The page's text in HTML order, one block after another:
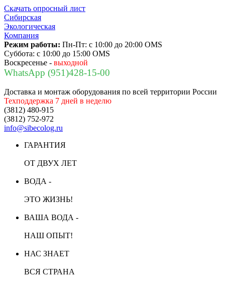
Скачать опросный лист
Сибирская
Экологическая
Компания
Режим работы: Пн-Пт: с 10:00 до 20:00 OMS
Суббота: с 10:00 до 15:00 OMS
Воскресенье - выходной
WhatsApp (951)428-15-00
Доставка и монтаж оборудования по всей территории России
Техподдержка 7 дней в неделю
(3812) 480-915
(3812) 752-972
info@sibecolog.ru
ГАРАНТИЯ
ОТ ДВУХ ЛЕТ
ВОДА -
ЭТО ЖИЗНЬ!
ВАША ВОДА -
НАШ ОПЫТ!
НАС ЗНАЕТ
ВСЯ СТРАНА